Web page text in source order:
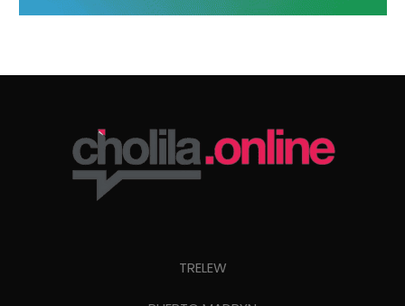
TRELEW